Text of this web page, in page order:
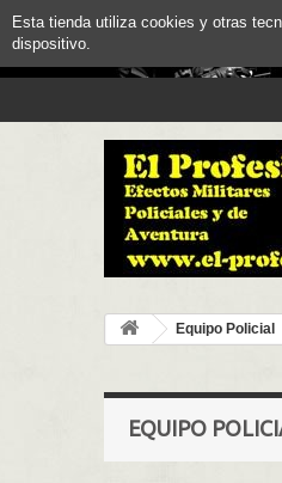
Esta tienda utiliza cookies y otras
dispositivo.
Equipo Policial
EQUIPO